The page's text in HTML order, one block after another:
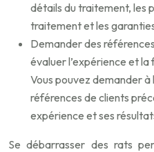
détails du traitement, les
traitement et les
Demander des
évaluer l’expérience et
Vous pouvez demander
références de clients
expérience et ses
Se débarrasser des rats